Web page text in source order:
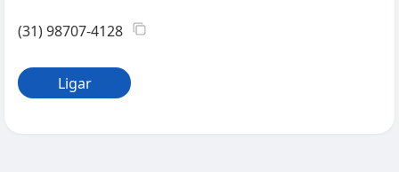
(31) 98707-4128
Ligar